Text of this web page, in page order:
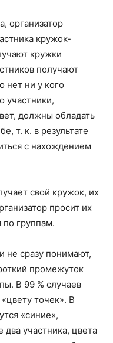
организатор
кружок-
кружки
получают
нет ни у кого
участники,
должны обладать
т. к. в результате
с нахождением
свой кружок, их
просит их
по группам.
не сразу понимают,
промежуток
В 99 % случаев
точек». В
«синие»,
участника, цвета